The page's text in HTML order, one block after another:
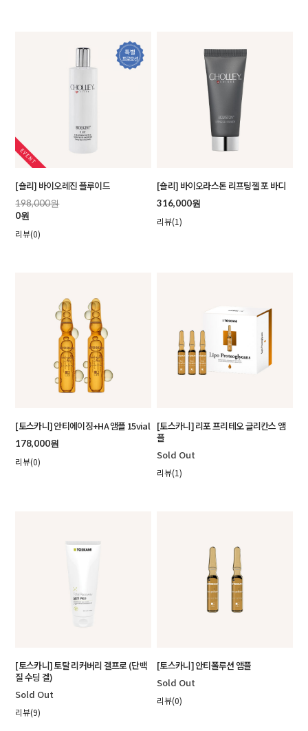
[숄리] 바이오레진 플루이드
198,000원
0원
리뷰(0)
[숄리] 바이오라스톤 리프팅젤 포 바디
316,000원
리뷰(1)
[토스카니] 안티에이징+HA 앰플 15vial
178,000원
리뷰(0)
[토스카니] 리포 프리테오 글리칸스 앰
플
Sold Out
리뷰(1)
[토스카니] 토탈 리커버리 겔프로 (단백
질 수딩 겔)
Sold Out
리뷰(9)
[토스카니] 안티폴루션 앰플
Sold Out
리뷰(0)